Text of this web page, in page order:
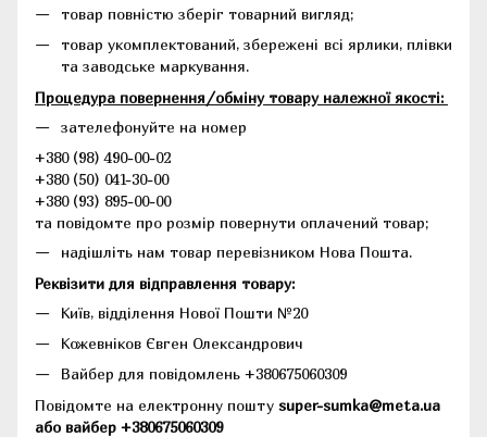
товар повністю зберіг товарний вигляд;
товар укомплектований, збережені всі ярлики, плівки
та заводське маркування.
Процедура повернення/обміну товару належної якості:
зателефонуйте на номер
+380 (98) 490-00-02
+380 (50) 041-30-00
+380 (93) 895-00-00
та повідомте про розмір повернути оплачений товар;
надішліть нам товар перевізником Нова Пошта.
Реквізити для відправлення товару:
Київ, відділення Нової Пошти №20
Кожевніков Євген Олександрович
Вайбер для повідомлень +380675060309
Повідомте на електронну пошту super-sumka@meta.ua
або вайбер +380675060309